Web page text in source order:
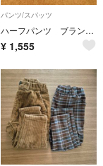
パンツ/スパッツ
ハーフパンツ ブランシェス 110
¥ 1,555